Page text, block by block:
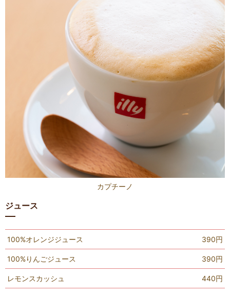
カプチーノ
ジュース
100%オレンジジュース 390円
100%りんごジュース 390円
レモンスカッシュ 440円